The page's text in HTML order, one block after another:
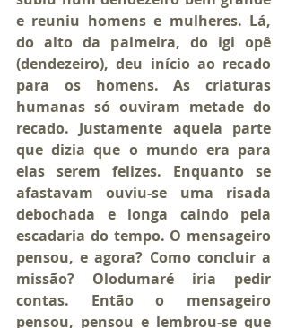
e reuniu homens e mulheres. Lá,
do alto da palmeira, do igi opê
(dendezeiro), deu início ao recado
para os homens. As criaturas
humanas só ouviram metade do
recado. Justamente aquela parte
que dizia que o mundo era para
elas serem felizes. Enquanto se
afastavam ouviu-se uma risada
debochada e longa caindo pela
escadaria do tempo. O mensageiro
pensou, e agora? Como concluir a
missão? Olodumaré iria pedir
contas. Então o mensageiro
pensou, pensou e lembrou-se que